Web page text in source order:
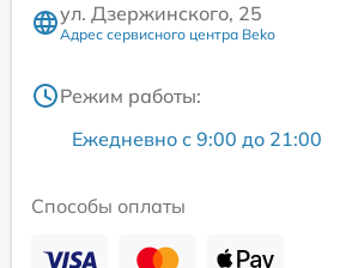
ул. Дзержинского, 25
Адрес сервисного центра Beko
Режим работы:
Ежедневно с 9:00 до 21:00
Способы оплаты